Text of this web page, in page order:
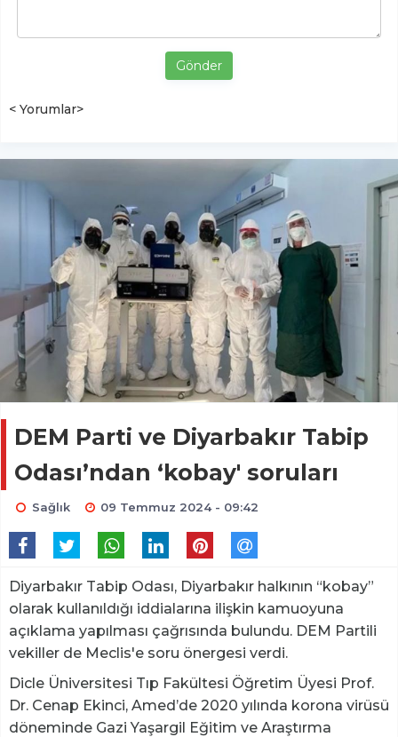
Gönder
< Yorumlar>
DEM Parti ve Diyarbakır Tabip
Odası’ndan ‘kobay' soruları
Sağlık 09 Temmuz 2024 - 09:42
Diyarbakır Tabip Odası, Diyarbakır halkının “kobay”
olarak kullanıldığı iddialarına ilişkin kamuoyuna
açıklama yapılması çağrısında bulundu. DEM Partili
vekiller de Meclis'e soru önergesi verdi.
Dicle Üniversitesi Tıp Fakültesi Öğretim Üyesi Prof.
Dr. Cenap Ekinci, Amed’de 2020 yılında korona virüsü
döneminde Gazi Yaşargil Eğitim ve Araştırma